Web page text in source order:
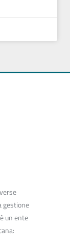
gestione
un ente